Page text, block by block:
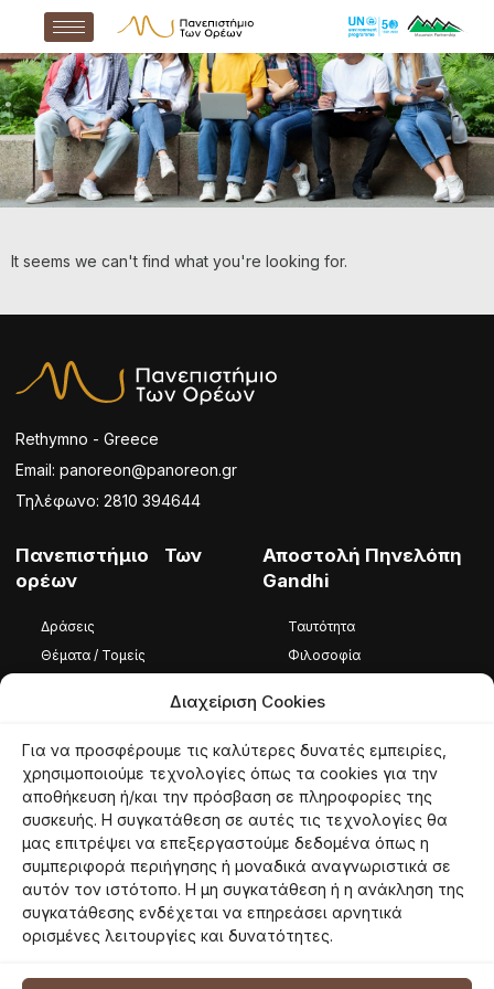
Διαχείριση Cookies
Για να προσφέρουμε τις καλύτερες δυνατές εμπειρίες,
χρησιμοποιούμε τεχνολογίες όπως τα cookies για την
αποθήκευση ή/και την πρόσβαση σε πληροφορίες της
συσκευής. Η συγκατάθεση σε αυτές τις τεχνολογίες θα
μας επιτρέψει να επεξεργαστούμε δεδομένα όπως η
συμπεριφορά περιήγησης ή μοναδικά αναγνωριστικά σε
αυτόν τον ιστότοπο. Η μη συγκατάθεση ή η ανάκληση της
συγκατάθεσης ενδέχεται να επηρεάσει αρνητικά
ορισμένες λειτουργίες και δυνατότητες.
It seems we can't find what you're looking for.
Rethymno - Greece
Email: panoreon@panoreon.gr
Τηλέφωνο: 2810 394644
Πανεπιστήμιο Των
ορέων
Δράσεις
Θέματα / Τομείς
Αποστολή Πηνελόπη
Gandhi
Ταυτότητα
Φιλοσοφία
Ταυτότητα
Φιλοσοφία
Εθελοντές
© 2026 panoreon.gr | Πανεπιστήμιο Των Ορέων |
Netmechanics
Όροι ΧρήσηςΠολιτική ΑπορρήτουΠολιτική Cookies